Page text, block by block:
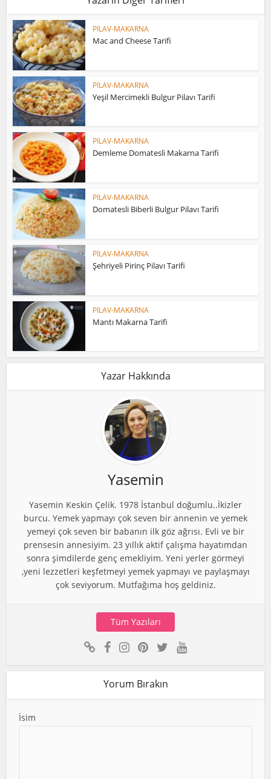
PİLAV-MAKARNA
Mac and Cheese Tarifi
PİLAV-MAKARNA
Yeşil Mercimekli Bulgur Pilavı Tarifi
PİLAV-MAKARNA
Demleme Domatesli Makarna Tarifi
PİLAV-MAKARNA
Domatesli Biberli Bulgur Pilavı Tarifi
PİLAV-MAKARNA
Şehriyeli Pirinç Pilavı Tarifi
PİLAV-MAKARNA
Mantı Makarna Tarifi
Yazar Hakkında
Yasemin
Yasemin Keskin Çelik. 1978 İstanbul doğumlu..İkizler
burcu. Yemek yapmayı çok seven bir annenin ve yemek
yemeyi çok seven bir babanın ilk göz ağrısı. Evli ve bir
prensesin annesiyim. 23 yıllık aktif çalışma hayatımdan
sonra şimdilerde genç emekliyim. Yeni yerler görmeyi
,yeni lezzetleri keşfetmeyi yemek yapmayı ve paylaşmayı
çok seviyorum. Mutfağıma hoş geldiniz.
Tüm Yazıları
Yorum Bırakın
İsim